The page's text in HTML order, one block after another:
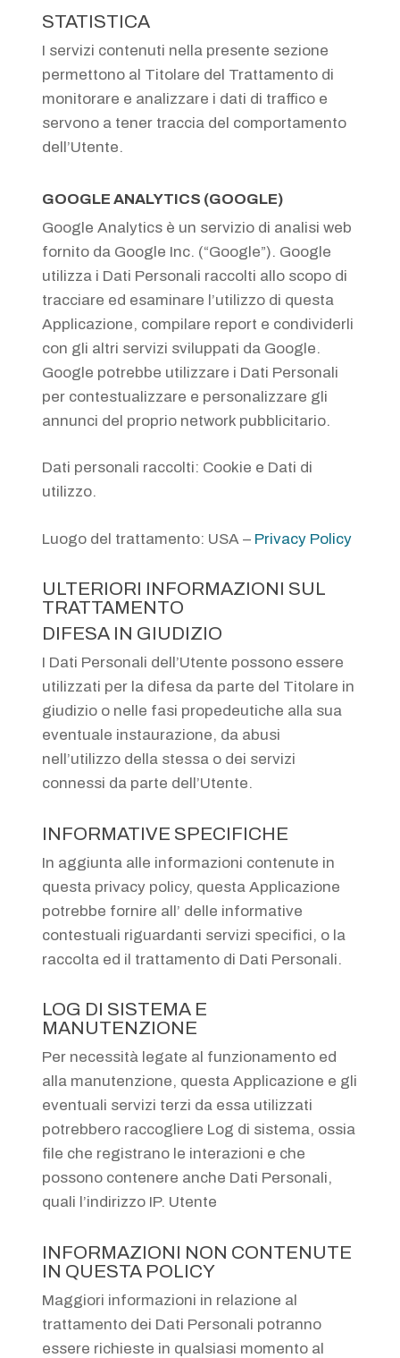
STATISTICA
I servizi contenuti nella presente sezione
permettono al Titolare del Trattamento di
monitorare e analizzare i dati di traffico e
servono a tener traccia del comportamento
dell’Utente.
GOOGLE ANALYTICS (GOOGLE)
Google Analytics è un servizio di analisi web
fornito da Google Inc. (“Google”). Google
utilizza i Dati Personali raccolti allo scopo di
tracciare ed esaminare l’utilizzo di questa
Applicazione, compilare report e condividerli
con gli altri servizi sviluppati da Google.
Google potrebbe utilizzare i Dati Personali
per contestualizzare e personalizzare gli
annunci del proprio network pubblicitario.
Dati personali raccolti: Cookie e Dati di
utilizzo.
Luogo del trattamento: USA – Privacy Policy
ULTERIORI INFORMAZIONI SUL
TRATTAMENTO
DIFESA IN GIUDIZIO
I Dati Personali dell’Utente possono essere
utilizzati per la difesa da parte del Titolare in
giudizio o nelle fasi propedeutiche alla sua
eventuale instaurazione, da abusi
nell’utilizzo della stessa o dei servizi
connessi da parte dell’Utente.
INFORMATIVE SPECIFICHE
In aggiunta alle informazioni contenute in
questa privacy policy, questa Applicazione
potrebbe fornire all’ delle informative
contestuali riguardanti servizi specifici, o la
raccolta ed il trattamento di Dati Personali.
LOG DI SISTEMA E
MANUTENZIONE
Per necessità legate al funzionamento ed
alla manutenzione, questa Applicazione e gli
eventuali servizi terzi da essa utilizzati
potrebbero raccogliere Log di sistema, ossia
file che registrano le interazioni e che
possono contenere anche Dati Personali,
quali l’indirizzo IP. Utente
INFORMAZIONI NON CONTENUTE
IN QUESTA POLICY
Maggiori informazioni in relazione al
trattamento dei Dati Personali potranno
essere richieste in qualsiasi momento al